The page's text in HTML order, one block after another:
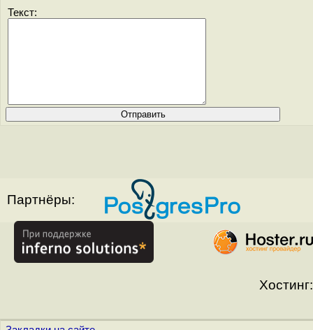
Текст:
Партнёры:
Хостинг: